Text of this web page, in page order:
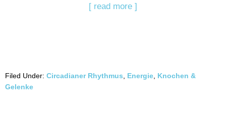
[ read more ]
Filed Under: Circadianer Rhythmus Energie Knochen &
Gelenke